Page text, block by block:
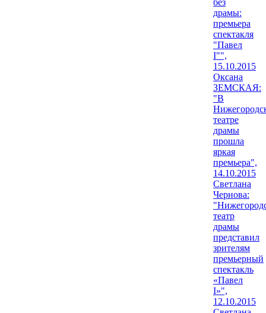
драмы:
премьера
спектакля
"Павел
I"",
15.10.2015
Оксана
ЗЕМСКАЯ:
"В
театре
драмы
прошла
яркая
премьера",
14.10.2015
Светлана
Чернова:
театр
драмы
представил
зрителям
премьерный
спектакль
«Павел
I»",
12.10.2015